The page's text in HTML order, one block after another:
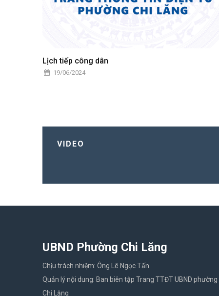
Lịch tiếp công dân
19/06/2024
VIDEO
UBND Phường Chi Lăng
Chịu trách nhiệm: Ông Lê Ngọc Tấn
Quản lý nội dung: Ban biên tập Trang TTĐT UBND phường
Chi Lăng